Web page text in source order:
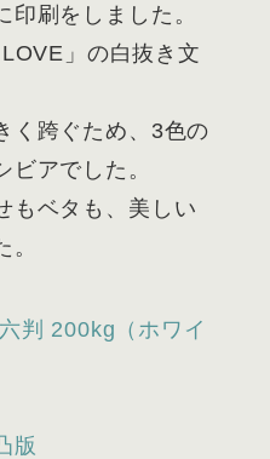
刷をしました。
」の白抜き文
く跨ぐため、3色の
アでした。
もベタも、美しい
判 200kg（ホワイ
版